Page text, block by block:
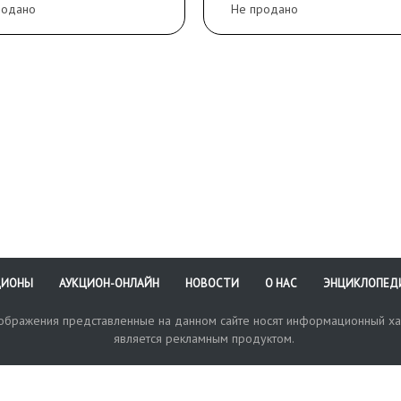
сколы, царапины,
1/2; небольшие трещины
блоке.
Не продано
АУКЦИОН-ОНЛАЙН НОВОСТИ О НАС
представленные на данном сайте носят информационный
является рекламным продуктом.